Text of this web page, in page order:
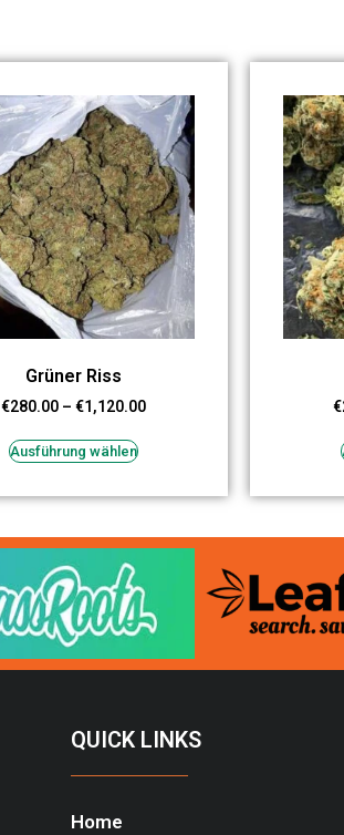
Grüner Riss
€280.00 – €1,120.00
Ausführung wählen
€
QUICK LINKS
Home